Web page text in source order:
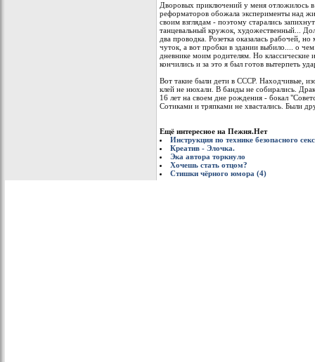
Дворовых приключений у меня отложилось
реформаторов обожала эксперименты над
своим взглядам - поэтому старались
танцевальный кружок, художественный...
два проводка. Розетка оказалась рабочей,
чуток, а вот пробки в здании выбило.... о
дневнике моим родителям. Но классические
кончились и за это я был готов вытерпеть
Вот такие были дети в СССР. Находчивые,
клей не нюхали. В банды не собирались.
16 лет на своем дне рождения - бокал
Сотиками и тряпками не хвастались. Были
Ещё интересное на Пежня.Нет
Инструкция по технике безопасного
Креатив - Элочка.
Эка автора торкнуло
Хочешь стать отцом?
Стишки чёрного юмора (4)